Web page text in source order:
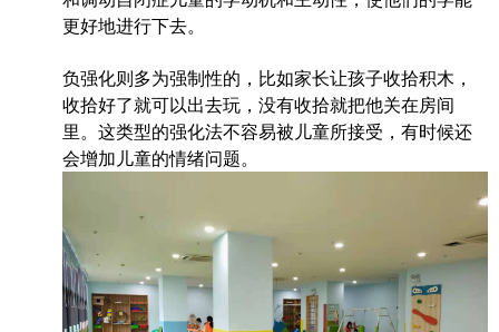
更好地进行下去。
负强化则多为强制性的，比如家长让孩子收拾积木，
收拾好了就可以出去玩，没有收拾就把他关在房间
里。这类型的强化法不容易被儿童所接受，有时候还
会增加儿童的情绪问题。